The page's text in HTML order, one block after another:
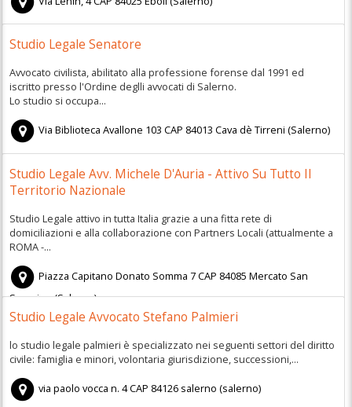
Studio Legale Senatore
Avvocato civilista, abilitato alla professione forense dal 1991 ed
iscritto presso l'Ordine deglli avvocati di Salerno.
Lo studio si occupa...
Via Biblioteca Avallone 103 CAP 84013 Cava dè Tirreni (Salerno)
Studio Legale Avv. Michele D'Auria - Attivo Su Tutto Il
Territorio Nazionale
Studio Legale attivo in tutta Italia grazie a una fitta rete di
domiciliazioni e alla collaborazione con Partners Locali (attualmente a
ROMA -...
Piazza Capitano Donato Somma 7CAP 84085 Mercato San
Severino(Salerno)
Studio Legale Avvocato Stefano Palmieri
lo studio legale palmieri è specializzato nei seguenti settori del diritto
civile: famiglia e minori, volontaria giurisdizione, successioni,...
via paolo vocca n. 4CAP 84126 salerno (salerno)